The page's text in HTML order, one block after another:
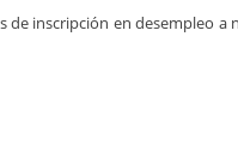
de inscripción en desempleo a